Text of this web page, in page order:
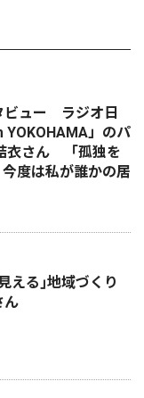
ビュー ラジオ日
」のパ
衣さん 「孤独を
度は私が誰かの居
える｣地域づくり
ん